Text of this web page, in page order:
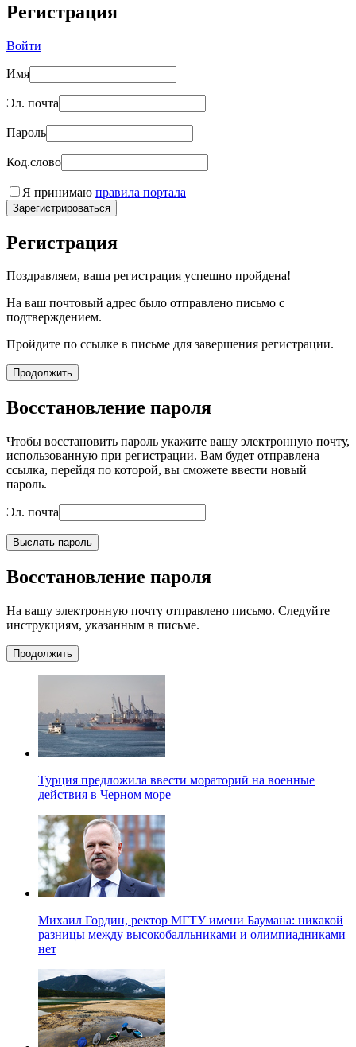
Регистрация
Войти
Имя
Эл. почта
Пароль
Код.слово
Я принимаю правила портала
Зарегистрироваться
Регистрация
Поздравляем, ваша регистрация успешно пройдена!
На ваш почтовый адрес было отправлено письмо с
подтверждением.
Пройдите по ссылке в письме для завершения регистрации.
Продолжить
Восстановление пароля
Чтобы восстановить пароль укажите вашу электронную почту,
использованную при регистрации. Вам будет отправлена
ссылка, перейдя по которой, вы сможете ввести новый
пароль.
Эл. почта
Выслать пароль
Восстановление пароля
На вашу электронную почту отправлено письмо. Следуйте
инструкциям, указанным в письме.
Продолжить
Турция предложила ввести мораторий на военные
действия в Черном море
Михаил Гордин, ректор МГТУ имени Баумана: никакой
разницы между высокобалльниками и олимпиадниками
нет